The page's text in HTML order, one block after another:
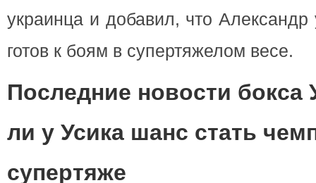
украинца и добавил, что
готов к боям в супертяжелом весе.
Последние новости бокса
ли у Усика шанс стать
супертяже